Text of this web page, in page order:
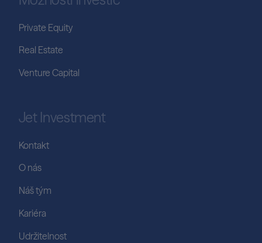
Private Equity
Real Estate
Venture Capital
Jet Investment
Kontakt
O nás
Náš tým
Kariéra
Udržitelnost